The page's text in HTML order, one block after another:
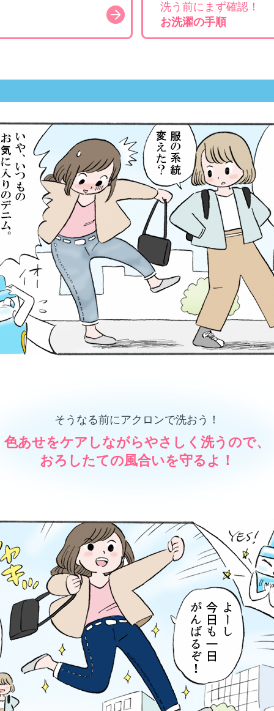
洗う前にまず確認！
お洗濯の手順
そうなる前にアクロンで洗おう！
色あせをケアしながらやさしく洗うので、
おろしたての風合いを守るよ！